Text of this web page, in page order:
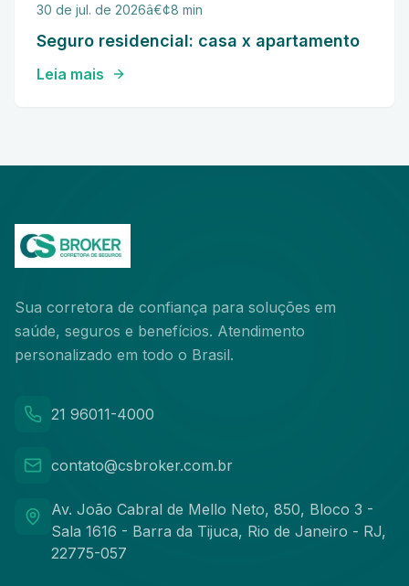
30 de jul. de 2026â€¢8 min
Seguro residencial: casa x apartamento
Leia mais
Sua corretora de confiança para soluções em
saúde, seguros e benefícios. Atendimento
personalizado em todo o Brasil.
21 96011-4000
contato@csbroker.com.br
Av. João Cabral de Mello Neto, 850, Bloco 3 -
Sala 1616 - Barra da Tijuca, Rio de Janeiro - RJ,
22775-057